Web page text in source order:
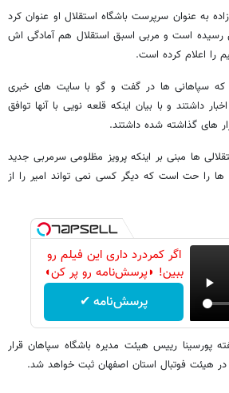
به عنوان سرپرست باشگاه استقلال او عنوان کرد
رسیده است و مربی اسبق استقلال هم آمادگی اش
را اعلام کرده است.
که سپاهانی ها در گفت و گو با سایت های خبری
داشتند و با بیان اینکه قلعه نویی با آنها توافق
های گذاشته شده داشتند.
ها مبنی بر اینکه پرویز مظلومی سرمربی جدید
ها را حت است که دیگر کسی نمی تواند امیر را از
اگر کمردرد داری این فیلم رو
ببین! ◗پرسش‌نامه رو پر کن◖
پرسش‌نامه ✔
پورسینا رییس هیئت مدیره باشگاه سپاهان قرار
در هیئت فوتبال استان اصفهان ثبت خواهد شد.